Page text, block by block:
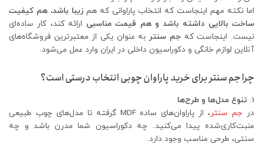
اما نکته مهم اینجاست که انتخاب پاراوانی که هم زیبا باشد، هم کیفیت
ساخت بالایی داشته باشد و هم قیمت مناسبی ارائه کند، کار ساده‌ای
نیست. اینجاست کهجم سنتر به عنوان یکی از معتبرترین فروشگاه‌های
آنلاین لوازم خانگی و دکوراسیون داخلی در ایران وارد عمل می‌شود.
چرا جم سنتر برای خرید پاراوان چوبی انتخاب درستی است؟
تنوع مدل‌ها و طرح‌ها
در جم سنتر
، از پاراوان‌های ساده MDF گرفته تا مدل‌های چوب طبیعی
منبت‌کاری‌شده پیدا می‌کنید. چه دکوراسیون شما مدرن باشد و چه
سنتی، طرحی مناسب وجود دارد.